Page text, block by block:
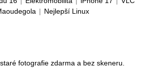
| Nejlepší Linux
fotografie zdarma a bez skeneru.